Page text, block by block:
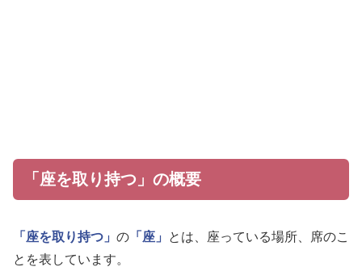
「座を取り持つ」の概要
「座を取り持つ」 の 「座」
とは、座っている場所、席のこ
とを表しています。